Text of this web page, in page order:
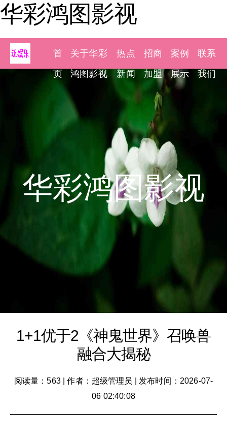
华彩鸿图影视
首
页
关于华彩
鸿图影视
热点
新闻
招商
加盟
案例
展示
联系
我们
华彩鸿图影视
1+1优于2《神鬼世界》召唤兽
融合大揭秘
阅读量：563|作者：超级管理员
发布时间：2026-07-
06 02:40:08